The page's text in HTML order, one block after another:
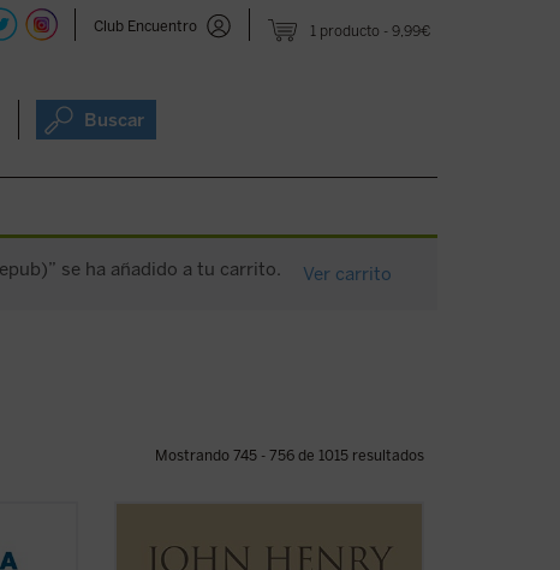
1 producto 9,99€
Club Encuentro
Buscar
se ha añadido a tu carrito. Ver carrito
Mostrando 745 - 756 de 1015 resultados
doble
Sermones Parroquiales fueron